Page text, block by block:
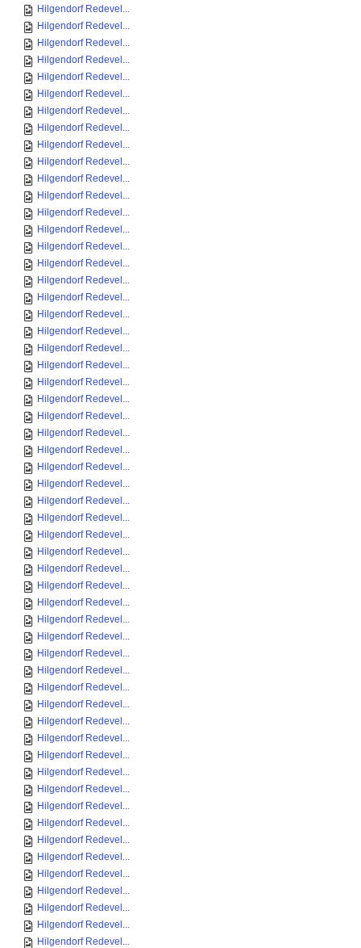
Hilgendorf Redevel...
Hilgendorf Redevel...
Hilgendorf Redevel...
Hilgendorf Redevel...
Hilgendorf Redevel...
Hilgendorf Redevel...
Hilgendorf Redevel...
Hilgendorf Redevel...
Hilgendorf Redevel...
Hilgendorf Redevel...
Hilgendorf Redevel...
Hilgendorf Redevel...
Hilgendorf Redevel...
Hilgendorf Redevel...
Hilgendorf Redevel...
Hilgendorf Redevel...
Hilgendorf Redevel...
Hilgendorf Redevel...
Hilgendorf Redevel...
Hilgendorf Redevel...
Hilgendorf Redevel...
Hilgendorf Redevel...
Hilgendorf Redevel...
Hilgendorf Redevel...
Hilgendorf Redevel...
Hilgendorf Redevel...
Hilgendorf Redevel...
Hilgendorf Redevel...
Hilgendorf Redevel...
Hilgendorf Redevel...
Hilgendorf Redevel...
Hilgendorf Redevel...
Hilgendorf Redevel...
Hilgendorf Redevel...
Hilgendorf Redevel...
Hilgendorf Redevel...
Hilgendorf Redevel...
Hilgendorf Redevel...
Hilgendorf Redevel...
Hilgendorf Redevel...
Hilgendorf Redevel...
Hilgendorf Redevel...
Hilgendorf Redevel...
Hilgendorf Redevel...
Hilgendorf Redevel...
Hilgendorf Redevel...
Hilgendorf Redevel...
Hilgendorf Redevel...
Hilgendorf Redevel...
Hilgendorf Redevel...
Hilgendorf Redevel...
Hilgendorf Redevel...
Hilgendorf Redevel...
Hilgendorf Redevel...
Hilgendorf Redevel...
Hilgendorf Redevel...